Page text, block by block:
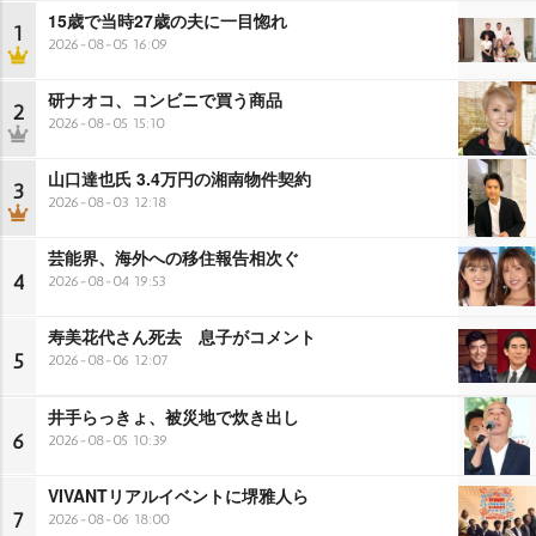
1 15歳で当時27歳の夫に一目惚れ
2026-08-05 16:09
2 研ナオコ、コンビニで買う商品
2026-08-05 15:10
3 山口達也氏 3.4万円の湘南物件契約
2026-08-03 12:18
4
芸能界、海外への移住報告相次ぐ
2026-08-04 19:53
5
寿美花代さん死去 息子がコメント
2026-08-06 12:07
6
井手らっきょ、被災地で炊き出し
2026-08-05 10:39
7
VIVANTリアルイベントに堺雅人ら
2026-08-06 18:00